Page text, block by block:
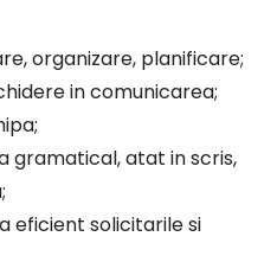
organizare, planificare;
in comunicarea;
gramatical, atat in scris,
eficient solicitarile si